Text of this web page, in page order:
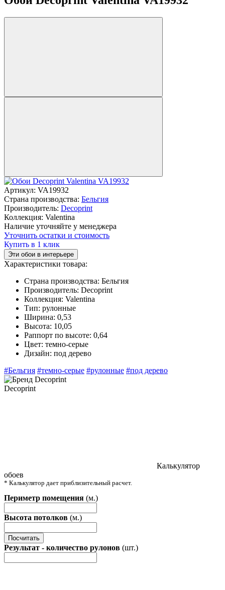
Артикул: VA19932
Страна производства: Бельгия
Производитель: Decoprint
Коллекция: Valentina
Наличие уточняйте у менеджера
Уточнить остатки и стоимость
Купить в 1 клик
Эти обои в интерьере
Характеристики товара:
Страна производства: Бельгия
Производитель: Decoprint
Коллекция: Valentina
Тип: рулонные
Ширина: 0,53
Высота: 10,05
Раппорт по высоте: 0,64
Цвет: темно-серые
Дизайн: под дерево
#Бельгия #темно-серые #рулонные #под дерево
Decoprint
Калькулятор
обоев
* Калькулятор дает приблизительный расчет.
Периметр помещения (м.)
Высота потолков (м.)
Посчитать
Результат - количество рулонов (шт.)